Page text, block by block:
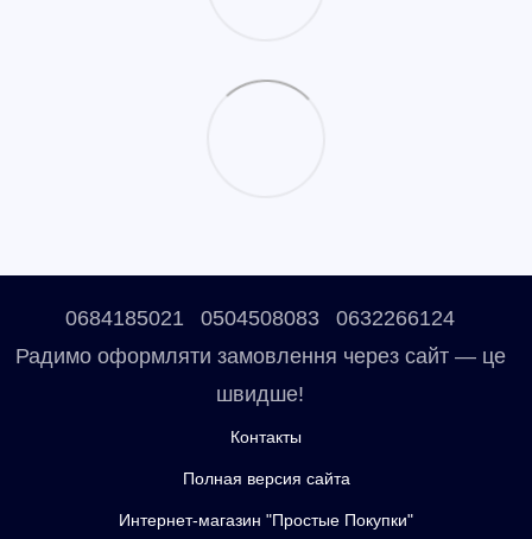
0684185021 0504508083
0632266124
Радимо оформляти замовлення через сайт — це
швидше!
Контакты
Полная версия сайта
Интернет-магазин "Простые Покупки"